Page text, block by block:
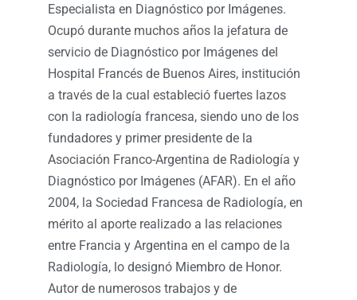
Especialista en Diagnóstico por Imágenes.
Ocupó durante muchos años la jefatura de
servicio de Diagnóstico por Imágenes del
Hospital Francés de Buenos Aires, institución
a través de la cual estableció fuertes lazos
con la radiología francesa, siendo uno de los
fundadores y primer presidente de la
Asociación Franco-Argentina de Radiología y
Diagnóstico por Imágenes (AFAR). En el año
2004, la Sociedad Francesa de Radiología, en
mérito al aporte realizado a las relaciones
entre Francia y Argentina en el campo de la
Radiología, lo designó Miembro de Honor.
Autor de numerosos trabajos y de